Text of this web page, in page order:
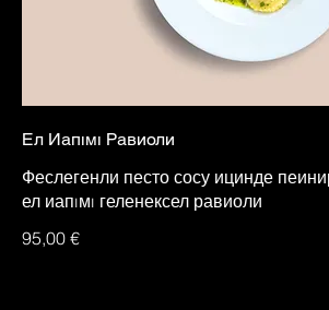
Ел Иапıмı Равиоли
Феслегенли песто сосу ицинде
ел иапıмı геленексел равиоли
95,00 €